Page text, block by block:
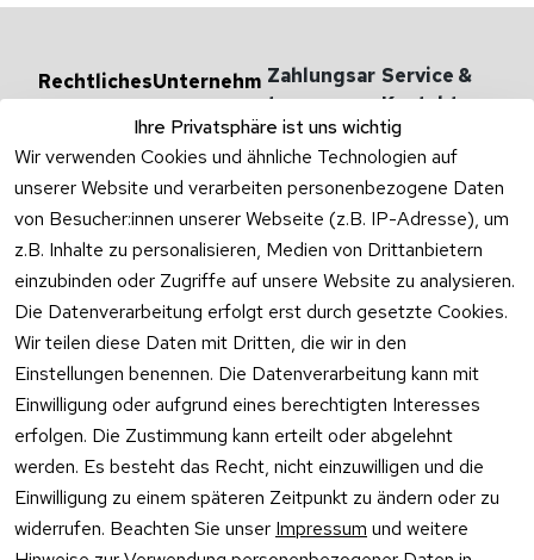
Ihre Privatsphäre ist uns wichtig
Wir verwenden Cookies und ähnliche Technologien auf
unserer Website und verarbeiten personenbezogene Daten
von Besucher:innen unserer Webseite (z.B. IP-Adresse), um
z.B. Inhalte zu personalisieren, Medien von Drittanbietern
einzubinden oder Zugriffe auf unsere Website zu analysieren.
Die Datenverarbeitung erfolgt erst durch gesetzte Cookies.
Wir teilen diese Daten mit Dritten, die wir in den
Einstellungen benennen. Die Datenverarbeitung kann mit
Einwilligung oder aufgrund eines berechtigten Interesses
erfolgen. Die Zustimmung kann erteilt oder abgelehnt
werden. Es besteht das Recht, nicht einzuwilligen und die
Einwilligung zu einem späteren Zeitpunkt zu ändern oder zu
widerrufen. Beachten Sie unser Impressum und weitere
Rechtliches
Impressum
Datenschutzer
klärung
Widerrufsrecht
Vertrag
widerrufen
Unternehm
en
Versandarten
& -kosten
Ab- und
Überlaufgarnit
uren
Zahlungsar
ten
Versandpar
tner
Service &
Kontakt
Haben
Rufen Sie
oder
Sie per
Mo –
Do:
10:00
–
Uhr